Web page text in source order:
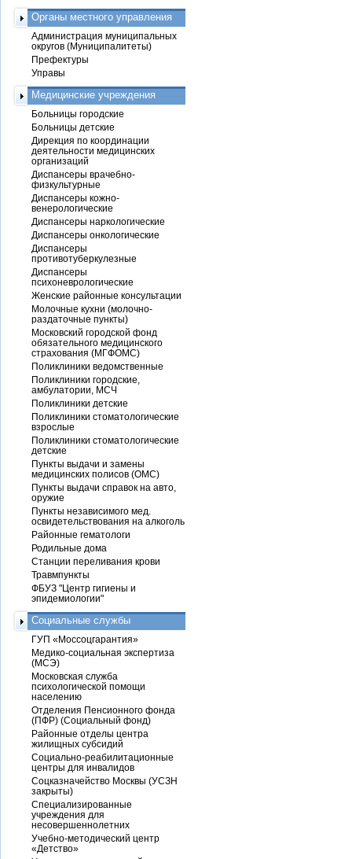
Органы местного управления
Администрация муниципальных
округов (Муниципалитеты)
Префектуры
Управы
Медицинские учреждения
Больницы городские
Больницы детские
Дирекция по координации
деятельности медицинских
организаций
Диспансеры врачебно-
физкультурные
Диспансеры кожно-
венерологические
Диспансеры наркологические
Диспансеры онкологические
Диспансеры
противотуберкулезные
Диспансеры
психоневрологические
Женские районные консультации
Молочные кухни (молочно-
раздаточные пункты)
Московский городской фонд
обязательного медицинского
страхования (МГФОМС)
Поликлиники ведомственные
Поликлиники городские,
амбулатории, МСЧ
Поликлиники детские
Поликлиники стоматологические
взрослые
Поликлиники стоматологические
детские
Пункты выдачи и замены
медицинских полисов (ОМС)
Пункты выдачи справок на авто,
оружие
Пункты независимого мед.
освидетельствования на алкоголь
Районные гематологи
Родильные дома
Станции переливания крови
Травмпункты
ФБУЗ "Центр гигиены и
эпидемиологии"
Социальные службы
ГУП «Моссоцгарантия»
Медико-социальная экспертиза
(МСЭ)
Московская служба
психологической помощи
населению
Отделения Пенсионного фонда
(ПФР) (Социальный фонд)
Районные отделы центра
жилищных субсидий
Социально-реабилитационные
центры для инвалидов
Соцказначейство Москвы (УСЗН
закрыты)
Специализированные
учреждения для
несовершеннолетних
Учебно-методический центр
«Детство»